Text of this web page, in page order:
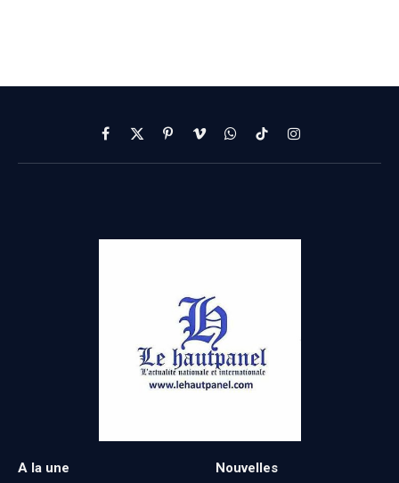
Facebook
X
(Twitter)
PinterestVimeoWhatsApp
TikTokInstagram
A la une Nouvelles